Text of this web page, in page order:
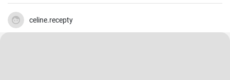
rapide et facile qui plait toujours.
celine.recepty